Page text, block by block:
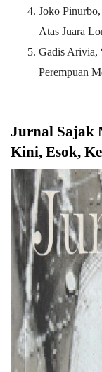
Joko
Atas Juara
Gadis Arivia,
Perempuan
Jurnal Sajak
Kini, Esok,